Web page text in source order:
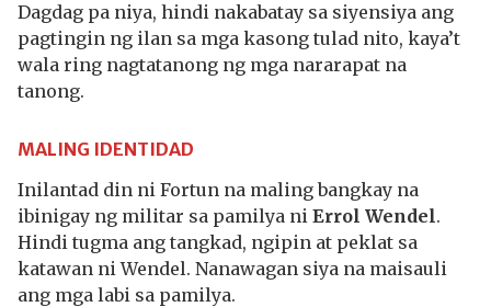
Dagdag pa niya, hindi nakabatay sa siyensiya ang
pagtingin ng ilan sa mga kasong tulad nito, kaya’t
wala ring nagtatanong ng mga nararapat na
tanong.
MALING IDENTIDAD
Inilantad din ni Fortun na maling bangkay na
ibinigay ng militar sa pamilya ni Errol Wendel.
Hindi tugma ang tangkad, ngipin at peklat sa
katawan ni Wendel. Nanawagan siya na maisauli
ang mga labi sa pamilya.